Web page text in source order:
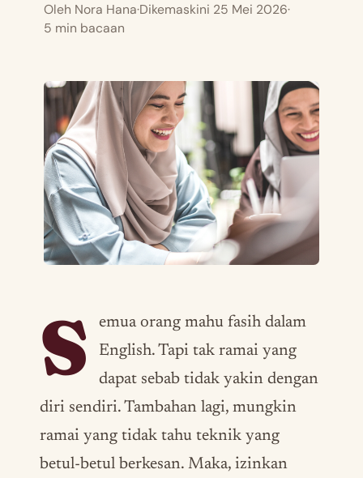
Oleh Nora Hana·Dikemaskini 25 Mei 2026·
5 min bacaan
S
emua orang mahu fasih dalam
English. Tapi tak ramai yang
dapat sebab tidak yakin dengan
diri sendiri. Tambahan lagi, mungkin
ramai yang tidak tahu teknik yang
betul-betul berkesan. Maka, izinkan